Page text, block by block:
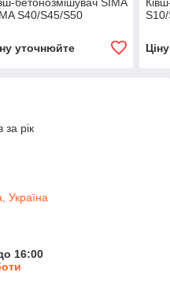
бетонозмішувач SIMA
S40/S45/S50
уточнюйте
за рік
Україна
16:00